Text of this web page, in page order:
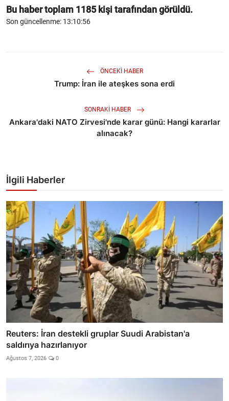
Bu haber toplam 1185kişi tarafından görüldü.
Son güncellenme: 13:10:56
ÖNCEKI HABER
Trump: İran ile ateşkes sona erdi
SONRAKI HABER
Ankara'daki NATO Zirvesi'nde karar günü: Hangi kararlar
alınacak?
İlgili Haberler
Reuters: İran destekli gruplar Suudi Arabistan'a
saldırıya hazırlanıyor
Ağustos 7, 2026 0